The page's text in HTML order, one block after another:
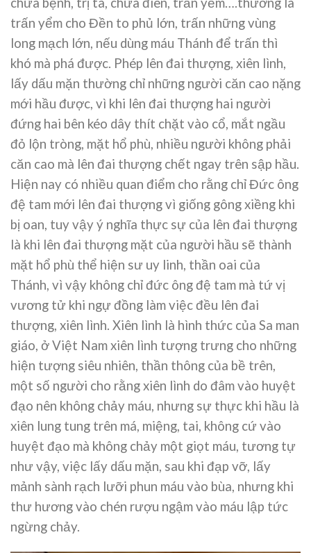
trấn yểm cho Đền to phủ lớn, trấn những vùng
long mạch lớn, nếu dùng máu Thánh để trấn thì
khó mà phá được. Phép lên đai thượng, xiên lình,
lấy dấu mặn thường chỉ những người căn cao nặng
mới hầu được, vì khi lên đai thượng hai người
đứng hai bên kéo dây thít chặt vào cổ, mắt ngầu
đỏ lộn tròng, mặt hổ phù, nhiều người không phải
căn cao mà lên đai thượng chết ngay trên sập hầu.
Hiện nay có nhiều quan điểm cho rằng chỉ Đức ông
đệ tam mới lên đai thượng vì giống gông xiềng khi
bị oan, tuy vậy ý nghĩa thực sự của lên đai thượng
là khi lên đai thượng mặt của người hầu sẽ thành
mặt hổ phù thể hiện sư uy linh, thần oai của
Thánh, vì vậy không chỉ đức ông đệ tam mà tứ vị
vương tử khi ngự đồng làm việc đều lên đai
thượng, xiên lình. Xiên lình là hình thức của Sa man
giáo, ở Việt Nam xiên lình tượng trưng cho những
hiện tượng siêu nhiên, thần thông của bề trên,
một số người cho rằng xiên lình do đâm vào huyệt
đạo nên không chảy máu, nhưng sự thực khi hầu là
xiên lung tung trên má, miệng, tai, không cứ vào
huyệt đạo mà không chảy một giọt máu, tương tự
như vậy, việc lấy dấu mặn, sau khi đạp vỡ, lấy
mảnh sành rạch lưỡi phun máu vào bùa, nhưng khi
thư hương vào chén rượu ngậm vào máu lập tức
ngừng chảy.